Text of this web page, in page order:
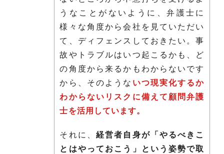
うなことがないように、弁護士に
様々な角度から会社を見ていただい
て、ディフェンスしておきたい。事
故やトラブルはいつ起こるかも、ど
の角度から来るかもわからないです
から、そのような いつ現実化するか
わからないリスクに備えて顧問弁護
士を活用しています。
それに、 経営者自身が「やるべきこ
とはやっておこう」という姿勢で取